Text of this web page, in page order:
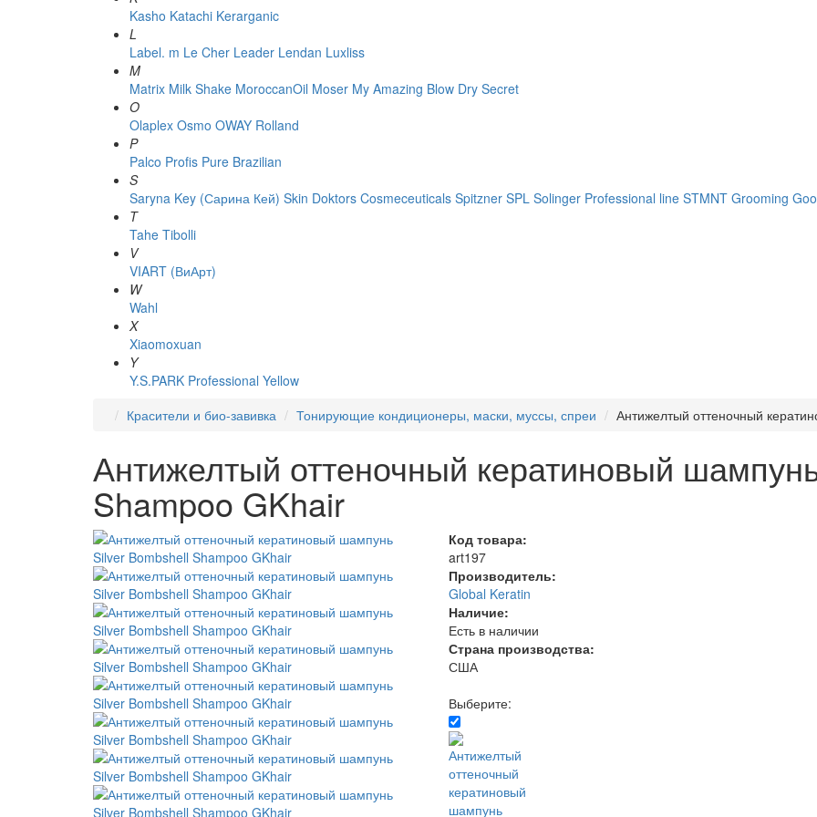
Kasho Katachi Kerarganic
L
Label. m Le Cher Leader Lendan Luxliss
M
Matrix Milk Shake MoroccanOil Moser My Amazing Blow Dry Secret
O
Olaplex Osmo OWAY Rolland
P
Palco Profis Pure Brazilian
S
Saryna Key (Сарина Кей) Skin Doktors Cosmeceuticals Spitzner SPL Solinger Professional line STMNT Grooming
T
Tahe Tibolli
V
VIART (ВиАрт)
W
Wahl
X
Xiaomoxuan
Y
Y.S.PARK Professional Yellow
Красители и био-завивка
Тонирующие кондиционеры, маски, муссы, спреи Антижелтый оттеночный
Антижелтый оттеночный кератиновый
Shampoo GKhair
Код товара:
art197
Производитель:
Global Keratin
Наличие:
Есть в наличии
Страна производства:
США
Выберите: